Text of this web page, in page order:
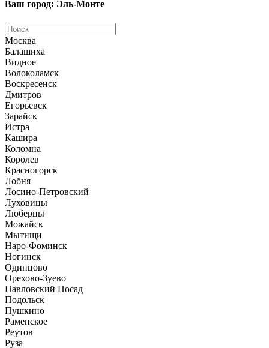
Ваш город: Эль-Монте
Москва
Балашиха
Видное
Волоколамск
Воскресенск
Дмитров
Егорьевск
Зарайск
Истра
Кашира
Коломна
Королев
Красногорск
Лобня
Лосино-Петровский
Луховицы
Люберцы
Можайск
Мытищи
Наро-Фоминск
Ногинск
Одинцово
Орехово-Зуево
Павловский Посад
Подольск
Пушкино
Раменское
Реутов
Руза